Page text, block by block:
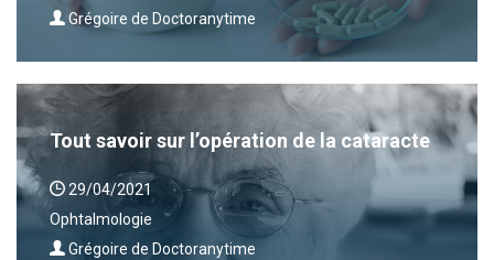
Grégoire de Doctoranytime
Tout savoir sur l’opération de la cataracte
29/04/2021
Ophtalmologie
Grégoire de Doctoranytime